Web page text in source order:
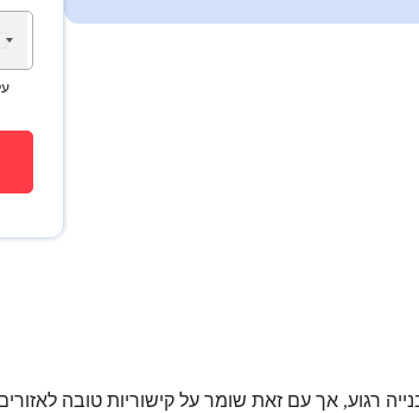
רגוע, אך עם זאת שומר על קישוריות טובה